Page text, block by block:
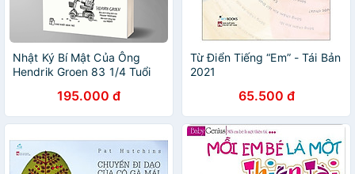
Nhật Ký Bí Mật Của Ông
Hendrik Groen 83 1/4 Tuổi
195.000 đ
Từ Điển Tiếng “Em” - Tái Bản
2021
65.500 đ